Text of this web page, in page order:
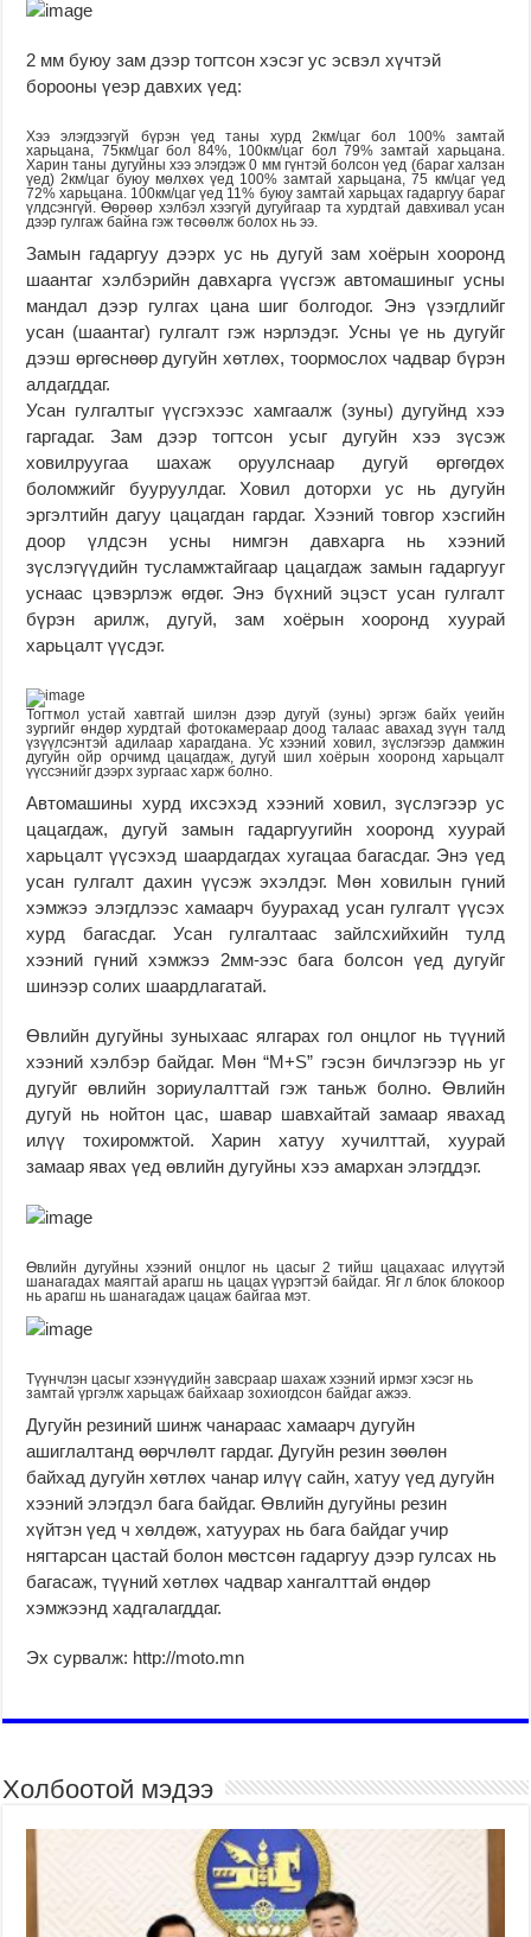
2 мм буюу зам дээр тогтсон хэсэг ус эсвэл хүчтэй
борооны үеэр давхих үед:
Хээ элэгдээгүй бүрэн үед таны хурд 2км/цаг бол 100% замтай
харьцана, 75км/цаг бол 84%, 100км/цаг бол 79% замтай харьцана.
Харин таны дугуйны хээ элэгдэж 0 мм гүнтэй болсон үед (бараг халзан
үед) 2км/цаг буюу мөлхөх үед 100% замтай харьцана, 75 км/цаг үед
72% харьцана. 100км/цаг үед 11% буюу замтай харьцах гадаргуу бараг
үлдсэнгүй. Өөрөөр хэлбэл хээгүй дугуйгаар та хурдтай давхивал усан
дээр гулгаж байна гэж төсөөлж болох нь ээ.
Замын гадаргуу дээрх ус нь дугуй зам хоёрын хооронд
шаантаг хэлбэрийн давхарга үүсгэж автомашиныг усны
мандал дээр гулгах цана шиг болгодог. Энэ үзэгдлийг
усан (шаантаг) гулгалт гэж нэрлэдэг. Усны үе нь дугуйг
дээш өргөснөөр дугуйн хөтлөх, тоормослох чадвар бүрэн
алдагддаг.
Усан гулгалтыг үүсгэхээс хамгаалж (зуны) дугуйнд хээ
гаргадаг. Зам дээр тогтсон усыг дугуйн хээ зүсэж
ховилруугаа шахаж оруулснаар дугуй өргөгдөх
боломжийг бууруулдаг. Ховил доторхи ус нь дугуйн
эргэлтийн дагуу цацагдан гардаг. Хээний товгор хэсгийн
доор үлдсэн усны нимгэн давхарга нь хээний
зүслэгүүдийн тусламжтайгаар цацагдаж замын гадаргууг
уснаас цэвэрлэж өгдөг. Энэ бүхний эцэст усан гулгалт
бүрэн арилж, дугуй, зам хоёрын хооронд хуурай
харьцалт үүсдэг.
Тогтмол устай хавтгай шилэн дээр дугуй (зуны) эргэж байх үеийн
зургийг өндөр хурдтай фотокамераар доод талаас авахад зүүн талд
үзүүлсэнтэй адилаар харагдана. Ус хээний ховил, зүслэгээр дамжин
дугуйн ойр орчимд цацагдаж, дугуй шил хоёрын хооронд харьцалт
үүссэнийг дээрх зургаас харж болно.
Автомашины хурд ихсэхэд хээний ховил, зүслэгээр ус
цацагдаж, дугуй замын гадаргуугийн хооронд хуурай
харьцалт үүсэхэд шаардагдах хугацаа багасдаг. Энэ үед
усан гулгалт дахин үүсэж эхэлдэг. Мөн ховилын гүний
хэмжээ элэгдлээс хамаарч буурахад усан гулгалт үүсэх
хурд багасдаг. Усан гулгалтаас зайлсхийхийн тулд
хээний гүний хэмжээ 2мм-ээс бага болсон үед дугуйг
шинээр солих шаардлагатай.
Өвлийн дугуйны зуныхаас ялгарах гол онцлог нь түүний
хээний хэлбэр байдаг. Мөн “М+S” гэсэн бичлэгээр нь уг
дугуйг өвлийн зориулалттай гэж таньж болно. Өвлийн
дугуй нь нойтон цас, шавар шавхайтай замаар явахад
илүү тохиромжтой. Харин хатуу хучилттай, хуурай
замаар явах үед өвлийн дугуйны хээ амархан элэгддэг.
Өвлийн дугуйны хээний онцлог нь цасыг 2 тийш цацахаас илүүтэй
шанагадах маягтай арагш нь цацах үүрэгтэй байдаг. Яг л блок блокоор
нь арагш нь шанагадаж цацаж байгаа мэт.
Түүнчлэн цасыг хээнүүдийн завсраар шахаж хээний ирмэг хэсэг нь
замтай үргэлж харьцаж байхаар зохиогдсон байдаг ажээ.
Дугуйн резиний шинж чанараас хамаарч дугуйн
ашиглалтанд өөрчлөлт гардаг. Дугуйн резин зөөлөн
байхад дугуйн хөтлөх чанар илүү сайн, хатуу үед дугуйн
хээний элэгдэл бага байдаг. Өвлийн дугуйны резин
хүйтэн үед ч хөлдөж, хатуурах нь бага байдаг учир
нягтарсан цастай болон мөстсөн гадаргуу дээр гулсах нь
багасаж, түүний хөтлөх чадвар хангалттай өндөр
хэмжээнд хадгалагддаг.
Эх сурвалж: http://moto.mn
Холбоотой мэдээ